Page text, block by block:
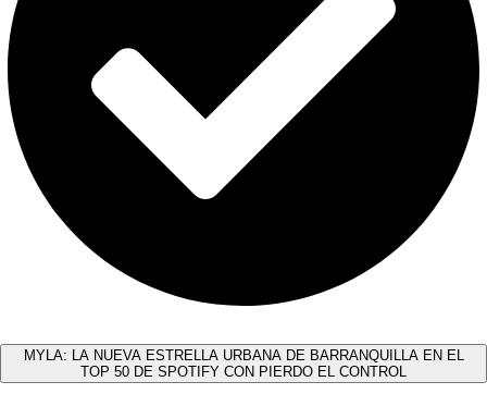
MYLA: LA NUEVA ESTRELLA URBANA DE BARRANQUILLA EN EL
TOP 50 DE SPOTIFY CON PIERDO EL CONTROL